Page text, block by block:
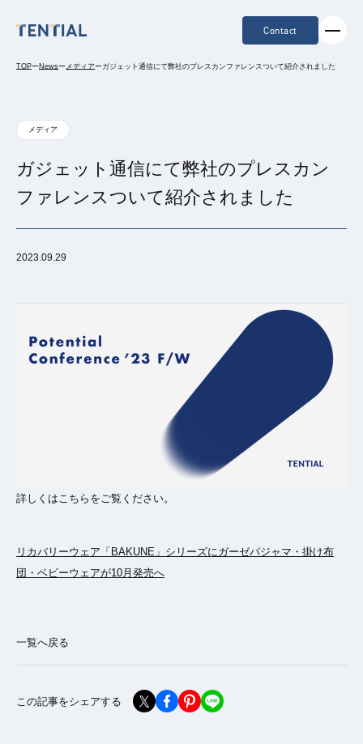
Contact
TOPーNewsーメディアーガジェット通信にて弊社のプレスカンファレンスついて紹介されました
メディア
ガジェット通信にて弊社のプレスカン
ファレンスついて紹介されました
2023.09.29
詳しくはこちらをご覧ください。
リカバリーウェア「BAKUNE」シリーズにガーゼパジャマ・掛け布
団・ベビーウェアが10月発売へ
一覧へ戻る
この記事をシェアする